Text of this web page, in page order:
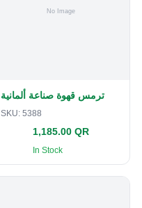
ترمس قهوة صناعة ألمانية
SKU: 5388
1,185.00 QR
In Stock